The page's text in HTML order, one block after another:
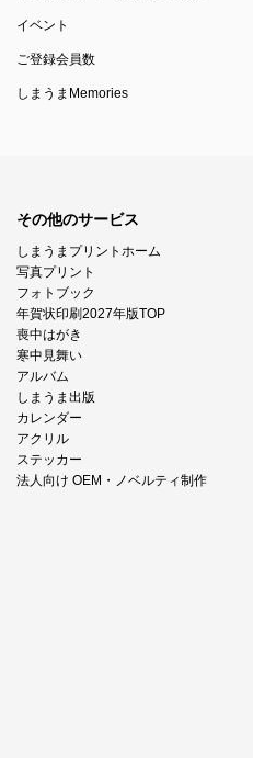
イベント
ご登録会員数
しまうまMemories
その他のサービス
しまうまプリントホーム
写真プリント
フォトブック
年賀状印刷2027年版TOP
喪中はがき
寒中見舞い
アルバム
しまうま出版
カレンダー
アクリル
ステッカー
法人向け OEM・ノベルティ制作